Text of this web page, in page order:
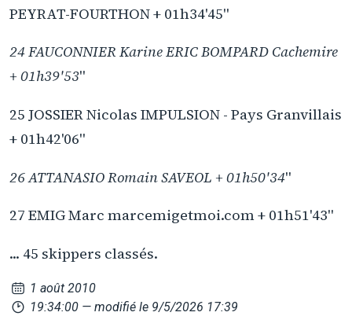
PEYRAT-FOURTHON + 01h34'45"
24 FAUCONNIER Karine ERIC BOMPARD Cachemire
+ 01h39'53"
25 JOSSIER Nicolas IMPULSION - Pays Granvillais
+ 01h42'06"
26 ATTANASIO Romain SAVEOL + 01h50'34"
27 EMIG Marc marcemigetmoi.com + 01h51'43"
... 45 skippers classés.
1 août 2010
19:34:00 — modifié le 9/5/2026 17:39